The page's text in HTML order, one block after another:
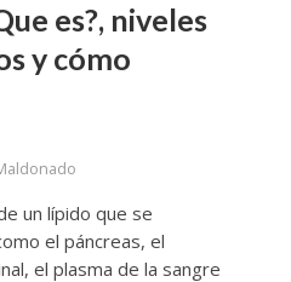
es?, niveles
y cómo
un lípido que se
el páncreas, el
el plasma de la sangre